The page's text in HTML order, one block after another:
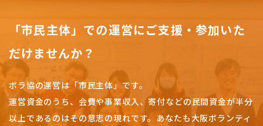
「市民主体」での運営にご支援・参加いた
だけませんか？
ボラ協の運営は「市民主体」です。
運営資金のうち、会費や事業収入、寄付などの民間資金が半分
以上であるのはその意志の現れです。 あなたも大阪ボランティ